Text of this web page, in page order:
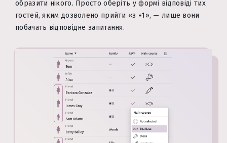
образити нікого. Просто оберіть у формі відповіді тих
гостей, яким дозволено прийти «з +1», — лише вони
побачать відповідне запитання.